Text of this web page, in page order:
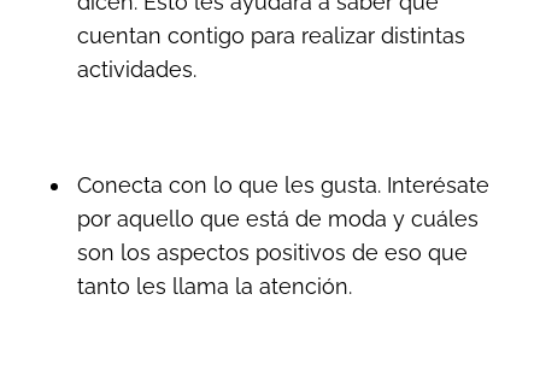
cuentan contigo para realizar distintas
actividades.
Conecta con lo que les gusta. Interésate
por aquello que está de moda y cuáles
son los aspectos positivos de eso que
tanto les llama la atención.